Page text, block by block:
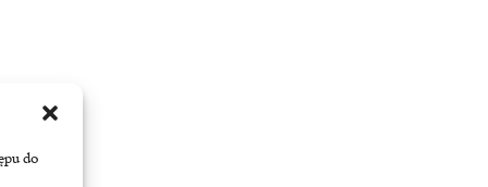
do